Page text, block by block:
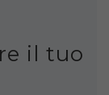
il tuo